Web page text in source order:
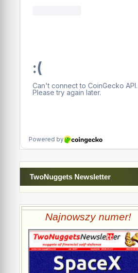
TwoNuggets Newsletter
Najnowszy numer!